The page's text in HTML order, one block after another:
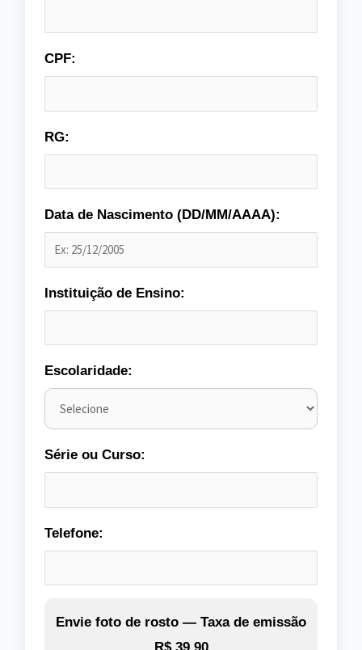
CPF:
RG:
Data de Nascimento (DD/MM/AAAA):
Instituição de Ensino:
Escolaridade:
Série ou Curso:
Telefone:
Envie foto de rosto — Taxa de emissão